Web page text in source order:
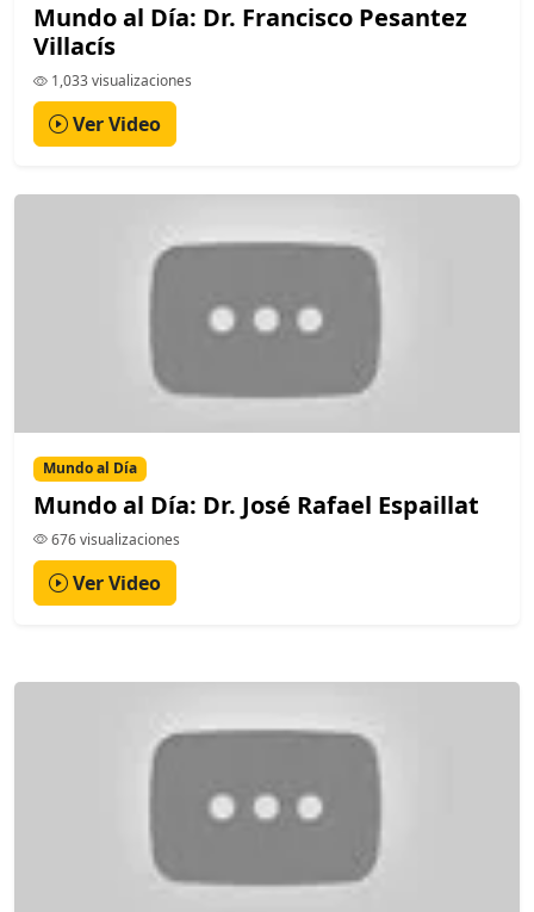
Mundo al Día: Dr. Francisco Pesantez
Villacís
1,033 visualizaciones
Ver Video
Mundo al Día
Mundo al Día: Dr. José Rafael Espaillat
676 visualizaciones
Ver Video